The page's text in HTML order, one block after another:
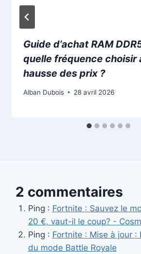
Guide d’achat RAM
quelle fréquence choisir
hausse des prix ?
Alban Dubois 28 avril 2026
2 commentaires
Ping : Fortnite : Sauvez le
20 €, vaut-il le coup? -
Ping : Fortnite : Mise à jour :
du mode Battle Royale